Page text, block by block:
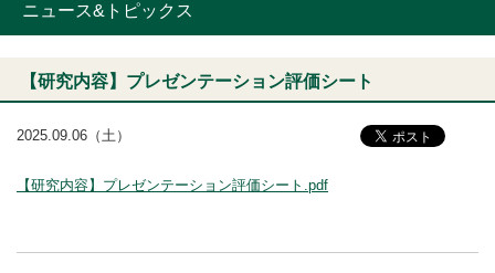
ニュース&トピックス
【研究内容】プレゼンテーション評価シート
2025.09.06（土）
【研究内容】プレゼンテーション評価シート.pdf